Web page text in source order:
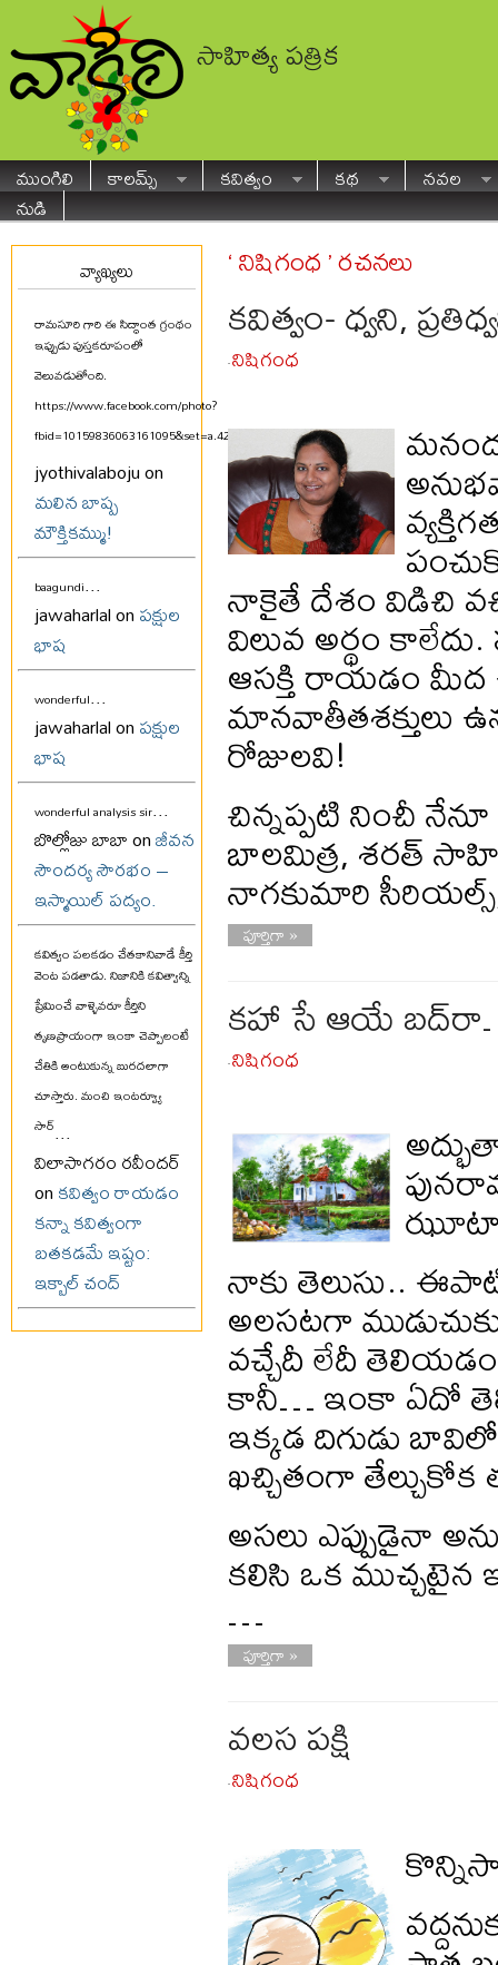
సాహిత్య పత్రిక
ముంగిలి కాలమ్స్ కవిత్వం కథ
నవల
నుడి
వ్యాఖ్యలు
రామసూరి గారి ఈ సిద్ధాంత గ్రంథం
ఇప్పుడు పుస్తకరూపంలో
వెలువడుతోంది.
https://www.facebook.com/photo?
fbid=10159836063161095&set=a.425580711094...
jyothivalaboju on
మలిన బాష్ప
మౌక్తికమ్ము!
baagundi...
jawaharlal onపక్షుల
భాష
wonderful...
jawaharlal onపక్షుల
భాష
wonderful analysis sir...
బొల్లోజు బాబా onజీవన
సౌందర్య సౌరభం –
ఇస్మాయిల్ పద్యం.
కవిత్వం పలకడం చేతకానివాడే కీర్తి
వెంట పడతాడు. నిజానికి కవిత్వాన్ని
ప్రేమించే వాళ్ళెవరూ కీర్తిని
తృణప్రాయంగా ఇంకా చెప్పాలంటే
చేతికి అంటుకున్న బురదలాగా
చూస్తారు. మంచి ఇంటర్వ్యూ
సార్...
విలాసాగరం రవీందర్
onకవిత్వం రాయడం
కన్నా కవిత్వంగా
బతకడమే ఇష్టం:
ఇక్బాల్ చంద్
‘ నిషిగంధ ’ రచనలు
కవిత్వం- ధ్వని,
-నిషిగంధ
నాకైతే దేశం విడిచి
విలువ అర్థం
ఆసక్తి రాయడం మీద
మానవాతీతశక్తులు
రోజులవి!
చిన్నప్పటి నించీ
బాలమిత్ర, శరత్
నాగకుమారి
పూర్తిగా »
కహా సే ఆయే
-నిషిగంధ
ఝూటా
నాకు తెలుసు..
అలసటగా
వచ్చేదీ లేదీ
కానీ… ఇంకా ఏదో
ఇక్కడ దిగుడు
ఖచ్చితంగా తేల్చుకోక
అసలు ఎప్పుడైనా
కలిసి ఒక ముచ్చటైన
…
పూర్తిగా »
వలస పక్షి
-నిషిగంధ